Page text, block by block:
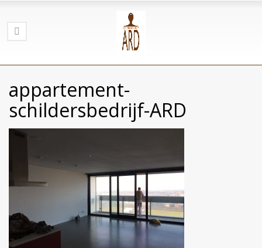
appartement-
schildersbedrijf-ARD